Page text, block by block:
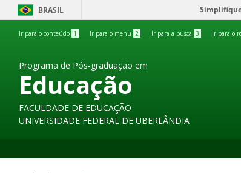
BRASIL
Ir para o conteúdo 1 Ir para o menu 2 Ir para a busca 3 Ir para o
Programa de Pós-graduação em
Educação
FACULDADE DE EDUCAÇÃO
UNIVERSIDADE FEDERAL DE UBERLÂNDIA